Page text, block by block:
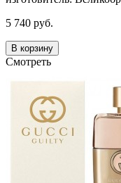
5 740 руб.
В корзину
Смотреть